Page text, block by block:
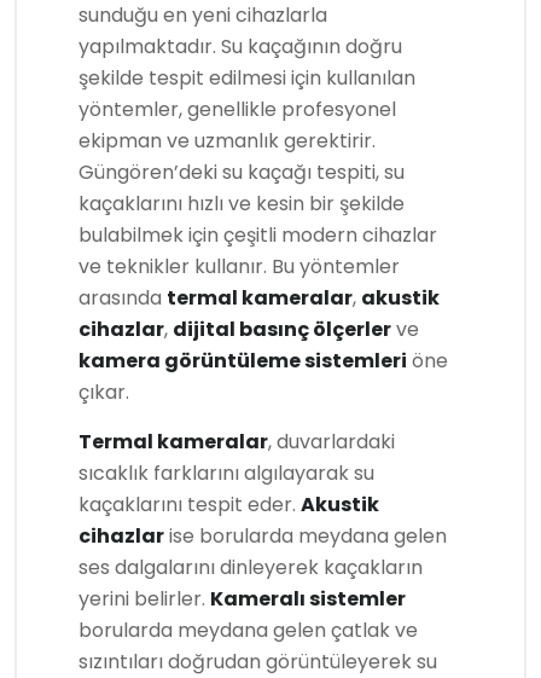
sunduğu en yeni cihazlarla
yapılmaktadır. Su kaçağının doğru
şekilde tespit edilmesi için kullanılan
yöntemler, genellikle profesyonel
ekipman ve uzmanlık gerektirir.
Güngören’deki su kaçağı tespiti, su
kaçaklarını hızlı ve kesin bir şekilde
bulabilmek için çeşitli modern cihazlar
ve teknikler kullanır. Bu yöntemler
arasında termal kameralar, akustik
cihazlar, dijital basınç ölçerlerve
kamera görüntüleme sistemleri öne
çıkar.
Termal kameralar, duvarlardaki
sıcaklık farklarını algılayarak su
kaçaklarını tespit eder. Akustik
cihazlarise borularda meydana gelen
ses dalgalarını dinleyerek kaçakların
yerini belirler. Kameralı sistemler
borularda meydana gelen çatlak ve
sızıntıları doğrudan görüntüleyerek su